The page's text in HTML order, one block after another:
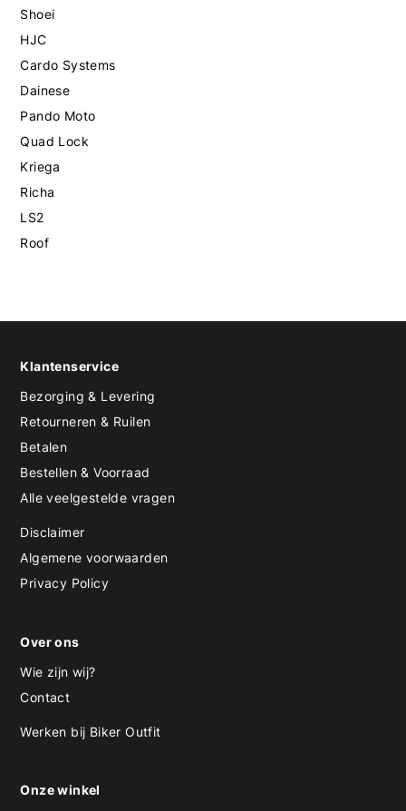
Shoei
HJC
Cardo Systems
Dainese
Pando Moto
Quad Lock
Kriega
Richa
LS2
Roof
Klantenservice
Bezorging & Levering
Retourneren & Ruilen
Betalen
Bestellen & Voorraad
Alle veelgestelde vragen
Disclaimer
Algemene voorwaarden
Privacy Policy
Over ons
Wie zijn wij?
Contact
Werken bij Biker Outfit
Onze winkel